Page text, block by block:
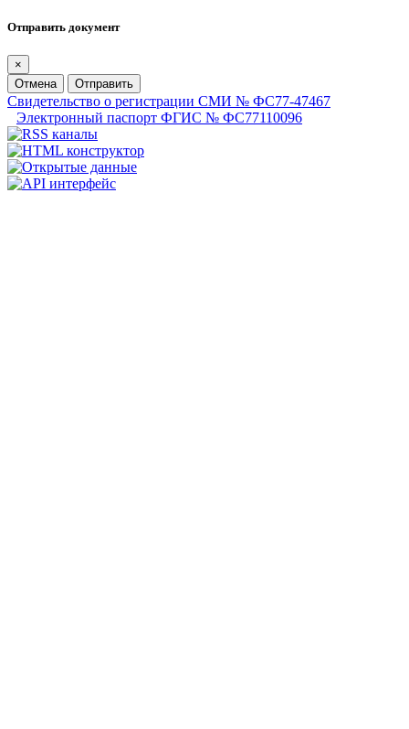
Отправить документ
×
Отмена
Отправить
Свидетельство о регистрации СМИ № ФС77-47467
Электронный паспорт ФГИС № ФС77110096